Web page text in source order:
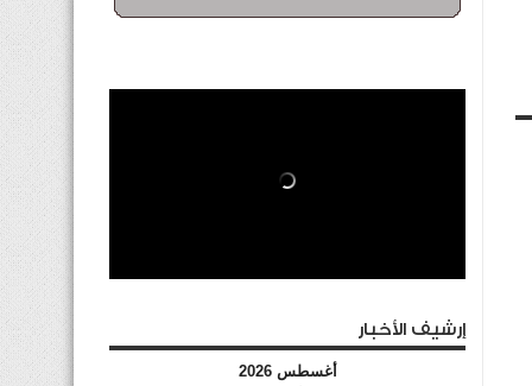
إرشيف الأخبار
أغسطس 2026